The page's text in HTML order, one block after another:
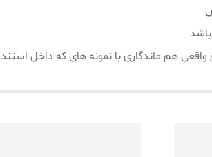
ماندگاری با نمونه های که داخل استند ۳۶ عددی هستن